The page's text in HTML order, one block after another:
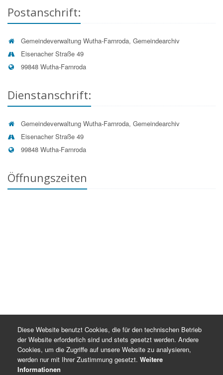
Postanschrift:
Gemeindeverwaltung Wutha-Farnroda, Gemeindearchiv
Eisenacher Straße 49
99848 Wutha-Farnroda
Dienstanschrift:
Gemeindeverwaltung Wutha-Farnroda, Gemeindearchiv
Eisenacher Straße 49
99848 Wutha-Farnroda
Öffnungszeiten
Diese Website benutzt Cookies, die für den technischen Betrieb
der Website erforderlich sind und stets gesetzt werden. Andere
Cookies, um die Zugriffe auf unsere Website zu analysieren,
werden nur mit Ihrer Zustimmung gesetzt. Weitere
Informationen